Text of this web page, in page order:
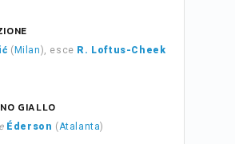
( Milan), esce R. Loftus-Cheek
GIALLO
Éderson (Atalanta)